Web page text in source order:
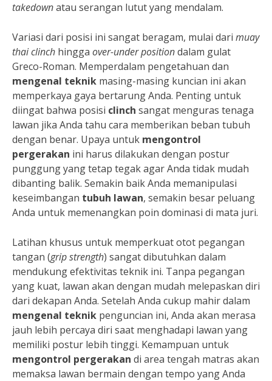
takedownatau serangan lutut yang mendalam.
Variasi dari posisi ini sangat beragam, mulai dari muay
thai clinch hingga over-under positiondalam gulat
Greco-Roman. Memperdalam pengetahuan dan
mengenal teknik masing-masing kuncian ini akan
memperkaya gaya bertarung Anda. Penting untuk
diingat bahwa posisi clinch sangat menguras tenaga
lawan jika Anda tahu cara memberikan beban tubuh
dengan benar. Upaya untuk mengontrol
pergerakan ini harus dilakukan dengan postur
punggung yang tetap tegak agar Anda tidak mudah
dibanting balik. Semakin baik Anda memanipulasi
keseimbangan tubuh lawan, semakin besar peluang
Anda untuk memenangkan poin dominasi di mata juri.
Latihan khusus untuk memperkuat otot pegangan
tangan (grip strength) sangat dibutuhkan dalam
mendukung efektivitas teknik ini. Tanpa pegangan
yang kuat, lawan akan dengan mudah melepaskan diri
dari dekapan Anda. Setelah Anda cukup mahir dalam
mengenal teknik penguncian ini, Anda akan merasa
jauh lebih percaya diri saat menghadapi lawan yang
memiliki postur lebih tinggi. Kemampuan untuk
mengontrol pergerakan di area tengah matras akan
memaksa lawan bermain dengan tempo yang Anda